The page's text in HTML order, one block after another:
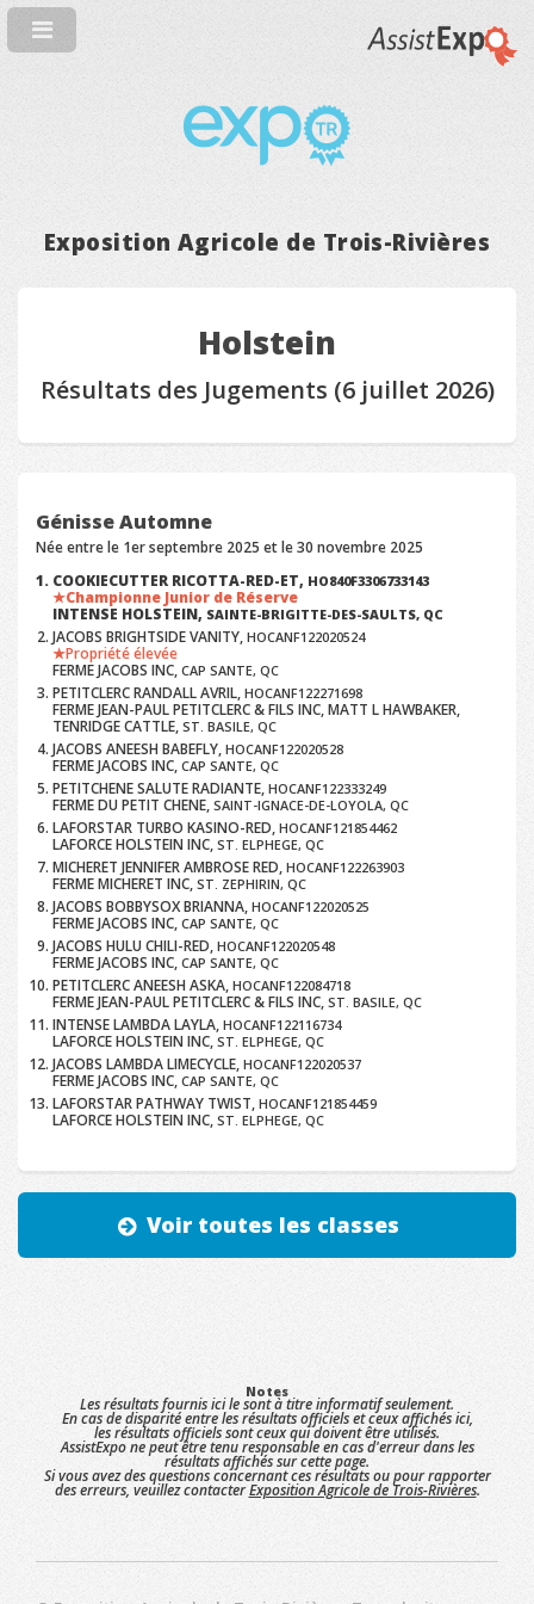
Exposition Agricole de Trois-Rivières
Holstein
Résultats des Jugements (6 juillet 2026)
Génisse Automne
Née entre le 1er septembre 2025 et le 30 novembre 2025
COOKIECUTTER RICOTTA-RED-ET, HO840F3306733143
Championne Junior de Réserve
INTENSE HOLSTEIN, SAINTE-BRIGITTE-DES-SAULTS, QC
JACOBS BRIGHTSIDE VANITY,HOCANF122020524
Propriété élevée
FERME JACOBS INC,CAP SANTE, QC
PETITCLERC RANDALL AVRIL,HOCANF122271698
FERME JEAN-PAUL PETITCLERC & FILS INC, MATT L HAWBAKER,
TENRIDGE CATTLE,ST. BASILE, QC
JACOBS ANEESH BABEFLY,HOCANF122020528
FERME JACOBS INC,CAP SANTE, QC
PETITCHENE SALUTE RADIANTE,HOCANF122333249
FERME DU PETIT CHENE,SAINT-IGNACE-DE-LOYOLA, QC
LAFORSTAR TURBO KASINO-RED,HOCANF121854462
LAFORCE HOLSTEIN INC,ST. ELPHEGE, QC
MICHERET JENNIFER AMBROSE RED,HOCANF122263903
FERME MICHERET INC,ST. ZEPHIRIN, QC
JACOBS BOBBYSOX BRIANNA,HOCANF122020525
FERME JACOBS INC,CAP SANTE, QC
JACOBS HULU CHILI-RED,HOCANF122020548
FERME JACOBS INC,CAP SANTE, QC
PETITCLERC ANEESH ASKA,HOCANF122084718
FERME JEAN-PAUL PETITCLERC & FILS INC,ST. BASILE, QC
INTENSE LAMBDA LAYLA,HOCANF122116734
LAFORCE HOLSTEIN INC,ST. ELPHEGE, QC
JACOBS LAMBDA LIMECYCLE,HOCANF122020537
FERME JACOBS INC,CAP SANTE, QC
LAFORSTAR PATHWAY TWIST,HOCANF121854459
LAFORCE HOLSTEIN INC,ST. ELPHEGE, QC
Voir toutes les classes
Notes
Les résultats fournis ici le sont à titre informatif seulement.
En cas de disparité entre les résultats officiels et ceux affichés ici,
les résultats officiels sont ceux qui doivent être utilisés.
AssistExpo ne peut être tenu responsable en cas d'erreur dans les
résultats affichés sur cette page.
Si vous avez des questions concernant ces résultats ou pour rapporter
des erreurs, veuillez contacterExposition Agricole de Trois-Rivières.